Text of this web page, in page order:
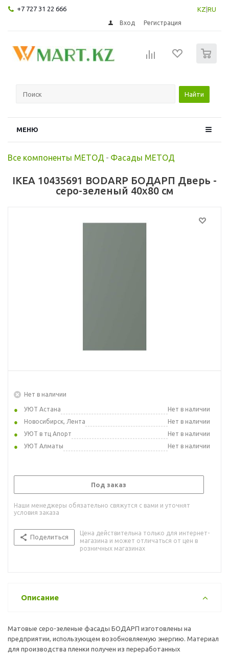
+7 727 31 22 666 KZ RU
Вход Регистрация
Найти
МЕНЮ
Все компоненты МЕТОД - Фасады МЕТОД
IKEA 10435691 BODARP БОДАРП Дверь -
серо-зеленый 40x80 см
Нет в наличии
УЮТ Астана
Нет в наличии
Новосибирск, Лента
Нет в наличии
УЮТ в тц Апорт
Нет в наличии
УЮТ Алматы
Нет в наличии
Под заказ
Наши менеджеры обязательно свяжутся с вами и уточнят
условия заказа
Поделиться
Цена действительна только для интернет-
магазина и может отличаться от цен в
розничных магазинах
Описание
Матовые серо-зеленые фасады БОДАРП изготовлены на
предприятии, использующем возобновляемую энергию. Материал
для производства пленки получен из переработанных